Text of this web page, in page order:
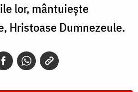
lor, mântuieşte
Hristoase Dumnezeule.